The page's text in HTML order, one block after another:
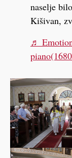
naselje
Kišivan,
♬